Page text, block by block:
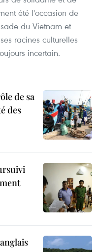
été l'occasion de
du Vietnam et
racines culturelles
incertain.
de sa
des